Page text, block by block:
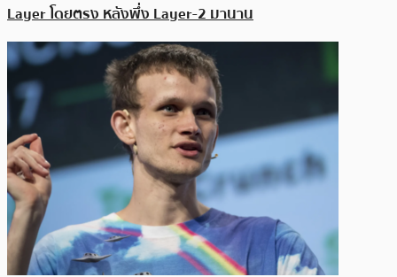
Layer โดยตรง หลังพึ่ง Layer-2 มานาน